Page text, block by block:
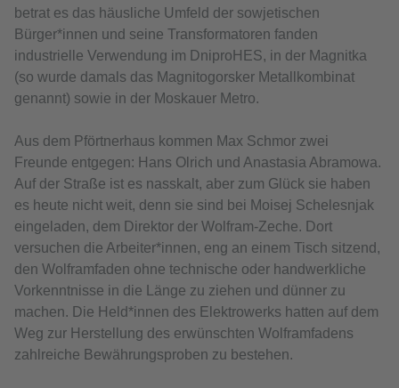
betrat es das häusliche Umfeld der sowjetischen
Bürger*innen und seine Transformatoren fanden
industrielle Verwendung im DniproHES, in der Magnitka
(so wurde damals das Magnitogorsker Metallkombinat
genannt) sowie in der Moskauer Metro.
Aus dem Pförtnerhaus kommen Max Schmor zwei
Freunde entgegen: Hans Olrich und Anastasia Abramowa.
Auf der Straße ist es nasskalt, aber zum Glück sie haben
es heute nicht weit, denn sie sind bei Moisej Schelesnjak
eingeladen, dem Direktor der Wolfram-Zeche. Dort
versuchen die Arbeiter*innen, eng an einem Tisch sitzend,
den Wolframfaden ohne technische oder handwerkliche
Vorkenntnisse in die Länge zu ziehen und dünner zu
machen. Die Held*innen des Elektrowerks hatten auf dem
Weg zur Herstellung des erwünschten Wolframfadens
zahlreiche Bewährungsproben zu bestehen.